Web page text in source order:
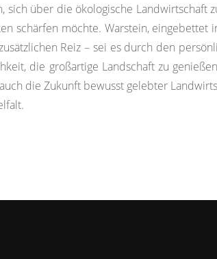
über die ökologische Landwirtschaft
schärfen möchte. Warstein, eingebettet
Reiz – sei es durch den
die großartige Landschaft zu
die Zukunft bewusst gelebter